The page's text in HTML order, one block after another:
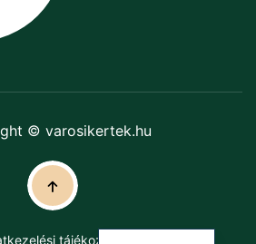
© varosikertek.hu
tájékoztató